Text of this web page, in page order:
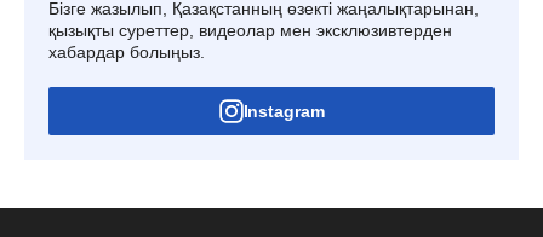
Бізге жазылып, Қазақстанның өзекті жаңалықтарынан,
қызықты суреттер, видеолар мен эксклюзивтерден
хабардар болыңыз.
Instagram